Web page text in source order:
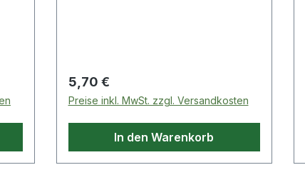
Regulärer Preis:
5,70 €
Preise inkl. MwSt. zzgl. Versandkosten
In den Warenkorb